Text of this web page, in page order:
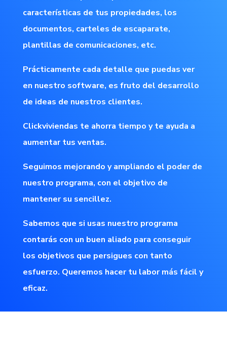
características de tus propiedades, los
documentos, carteles de escaparate,
plantillas de comunicaciones, etc.
Prácticamente cada detalle que puedas ver
en nuestro software, es fruto del desarrollo
de ideas de nuestros clientes.
Clickviviendas te ahorra tiempo y te ayuda a
aumentar tus ventas.
Seguimos mejorando y ampliando el poder de
nuestro programa, con el objetivo de
mantener su sencillez.
Sabemos que si usas nuestro programa
contarás con un buen aliado para conseguir
los objetivos que persigues con tanto
esfuerzo. Queremos hacer tu labor más fácil y
eficaz.